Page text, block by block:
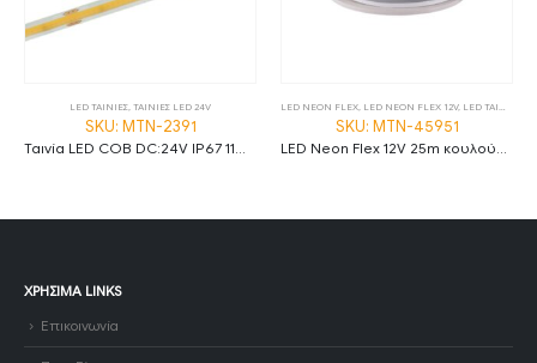
LED NEON FLEX, LED NEON FLEX 12V,LED ΤΑΙΝΙΕΣ
SKU: MTN-45951
LED ΤΑΙΝΙΕΣ,ΣΥΝΔΕΣΜΟΙ ΤΑΙΝΙΩΝ
SKU: ID-0136
Σύνδεσμος ταινιών LED COB RGB+CCT 12mm με καλώδιο και δύο κεφαλές ID-0136
ΧΡΉΣΙΜΑ LINKS
Επικοινωνία